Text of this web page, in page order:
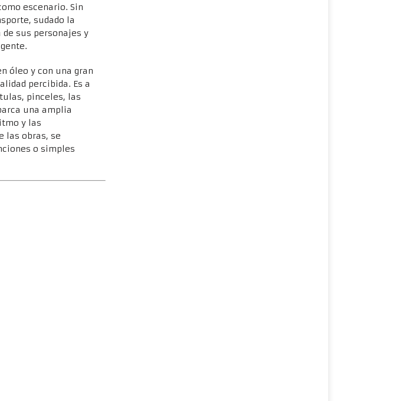
escenario. Sin
sudado la
sus personajes y
óleo y con una gran
percibida. Es a
pinceles, las
una amplia
y las
las obras, se
o simples